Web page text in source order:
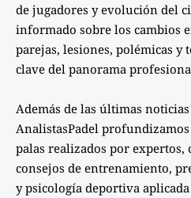
de jugadores y evolución del
informado sobre los cambios
parejas, lesiones, polémicas y
clave del panorama
Además de las últimas
AnalistasPadel
palas realizados por expertos,
consejos de entrenamiento,
y psicología deportiva